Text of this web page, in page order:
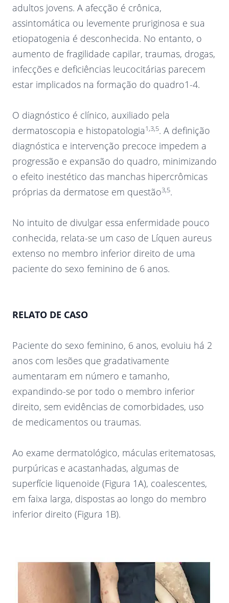
adultos jovens. A afecção é crônica,
assintomática ou levemente pruriginosa e sua
etiopatogenia é desconhecida. No entanto, o
aumento de fragilidade capilar, traumas, drogas,
infecções e deficiências leucocitárias parecem
estar implicados na formação do quadro1-4.
O diagnóstico é clínico, auxiliado pela
dermatoscopia e histopatologia1,3,5. A definição
diagnóstica e intervenção precoce impedem a
progressão e expansão do quadro, minimizando
o efeito inestético das manchas hipercrômicas
próprias da dermatose em questão3,5.
No intuito de divulgar essa enfermidade pouco
conhecida, relata-se um caso de Líquen aureus
extenso no membro inferior direito de uma
paciente do sexo feminino de 6 anos.
RELATO DE CASO
Paciente do sexo feminino, 6 anos, evoluiu há 2
anos com lesões que gradativamente
aumentaram em número e tamanho,
expandindo-se por todo o membro inferior
direito, sem evidências de comorbidades, uso
de medicamentos ou traumas.
Ao exame dermatológico, máculas eritematosas,
purpúricas e acastanhadas, algumas de
superfície liquenoide (Figura 1A), coalescentes,
em faixa larga, dispostas ao longo do membro
inferior direito (Figura 1B).